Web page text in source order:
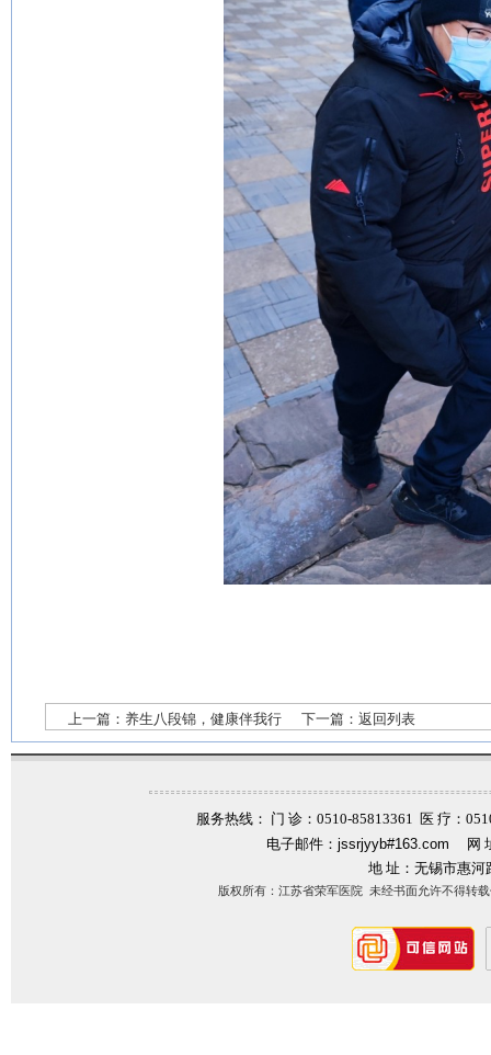
上一篇： 养生八段锦，健康伴我行 下一篇： 返回列表
服务热线： 门 诊：0510-85813361 医 疗：
电子邮件： jssrjyyb#163.com
网
地 址：无锡市惠河
版权所有：江苏省荣军医院 未经书面允许不得转